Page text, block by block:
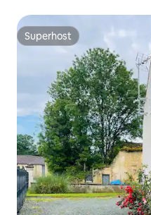
Superhost
Superhost